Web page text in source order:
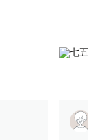
ゆりさん 東